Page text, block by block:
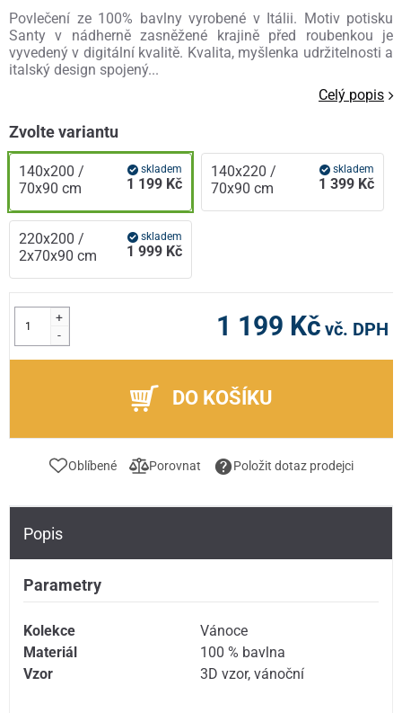
Povlečení ze 100% bavlny vyrobené v Itálii. Motiv potisku
Santy v nádherně zasněžené krajině před roubenkou je
vyvedený v digitální kvalitě. Kvalita, myšlenka udržitelnosti a
italský design spojený...
Celý popis
Zvolte variantu
140x200 /
70x90 cm
skladem
1 199 Kč
140x220 /
70x90 cm
skladem
1 399 Kč
220x200 /
2x70x90 cm
skladem
1 999 Kč
+
-
1 199 Kč vč. DPH
DO KOŠÍKU
Oblíbené Porovnat Položit dotaz prodejci
Popis
Parametry
Kolekce
Vánoce
Materiál
100 % bavlna
Vzor
3D vzor,vánoční